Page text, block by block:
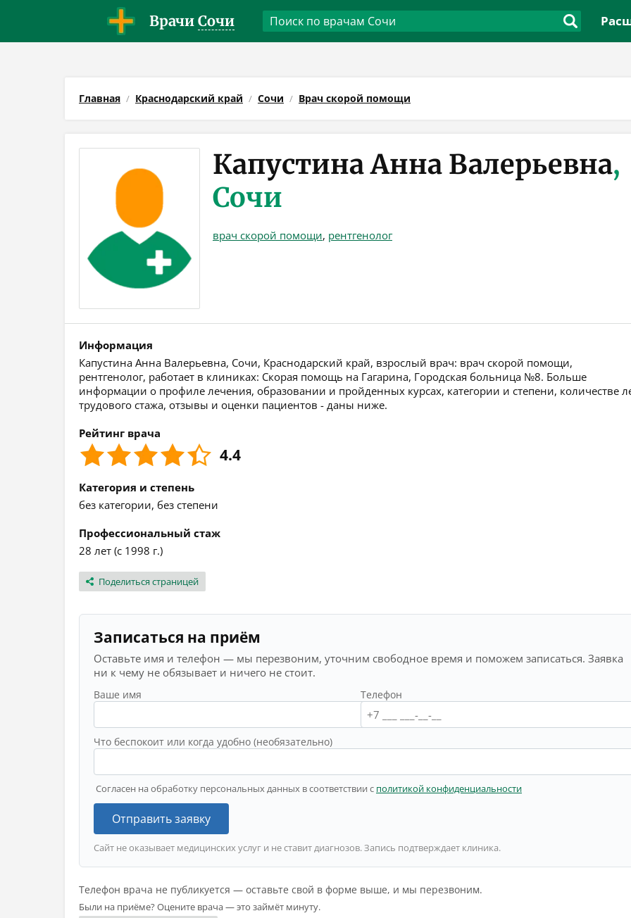
Врачи Сочи
Главная Краснодарский край Сочи Врач скорой помощи
Капустина Анна Валерьевна,
Сочи
врач скорой помощи, рентгенолог
Информация
Капустина Анна Валерьевна, Сочи, Краснодарский край, взрослый врач: врач скорой помощи,
рентгенолог, работает в клиниках: Скорая помощь на Гагарина, Городская больница №8. Больше
информации о профиле лечения, образовании и пройденных курсах, категории и степени, количестве
трудового стажа, отзывы и оценки пациентов - даны ниже.
Рейтинг врача
4.4
Категория и степень
без категории, без степени
Профессиональный стаж
28 лет (с 1998 г.)
Поделиться страницей
Записаться на приём
Оставьте имя и телефон — мы перезвоним, уточним свободное время и поможем записаться. Заявка
ни к чему не обязывает и ничего не стоит.
Ваше имя Телефон
Что беспокоит или когда удобно (необязательно)
Согласен на обработку персональных данных в соответствии с политикой конфиденциальности
Отправить заявку
Сайт не оказывает медицинских услуг и не ставит диагнозов. Запись подтверждает клиника.
Телефон врача не публикуется — оставьте свой в форме выше, и мы перезвоним.
Были на приёме? Оцените врача — это займёт минуту.